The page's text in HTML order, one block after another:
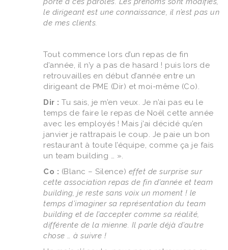
le dirigeant est une connaissance, il n’est pas un
de mes clients.
Tout commence lors d’un repas de fin
d’année, il n’y a pas de hasard ! puis lors de
retrouvailles en début d’année entre un
dirigeant de PME (Dir) et moi-même (Co).
Dir : Tu sais, je m’en veux. Je n’ai pas eu le
temps de faire le repas de Noël cette année
avec les employés ! Mais j’ai décidé qu’en
janvier je rattrapais le coup. Je paie un bon
restaurant à toute l’équipe, comme ça je fais
un team building … ».
Co : (Blanc – Silence) effet de surprise sur
cette association repas de fin d’année et team
building, je reste sans voix un moment ! le
temps d’imaginer sa représentation du team
building et de l’accepter comme sa réalité,
différente de la mienne. Il parle déjà d’autre
chose … à suivre !